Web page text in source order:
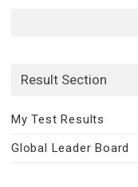
Result Section
My Test Results
Global Leader Board